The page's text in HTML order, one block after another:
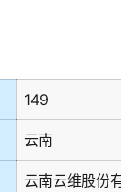
149
云南
云南云维股份